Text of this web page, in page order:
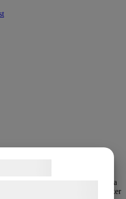
du behöver mäter du hur många
det med antal formar du tänker